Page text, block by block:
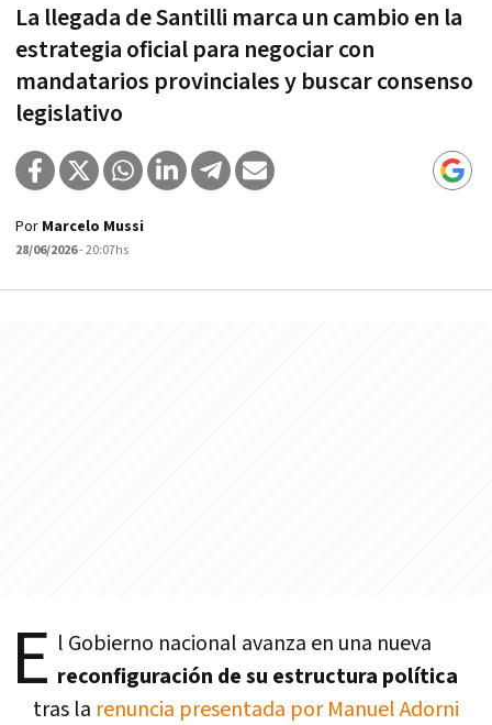
La llegada de Santilli marca un cambio en la
estrategia oficial para negociar con
mandatarios provinciales y buscar consenso
legislativo
Por Marcelo Mussi
28/06/2026- 20:07hs
E l Gobierno nacional avanza en una nueva
reconfiguración de su estructura política
tras la renuncia presentada por Manuel Adorni